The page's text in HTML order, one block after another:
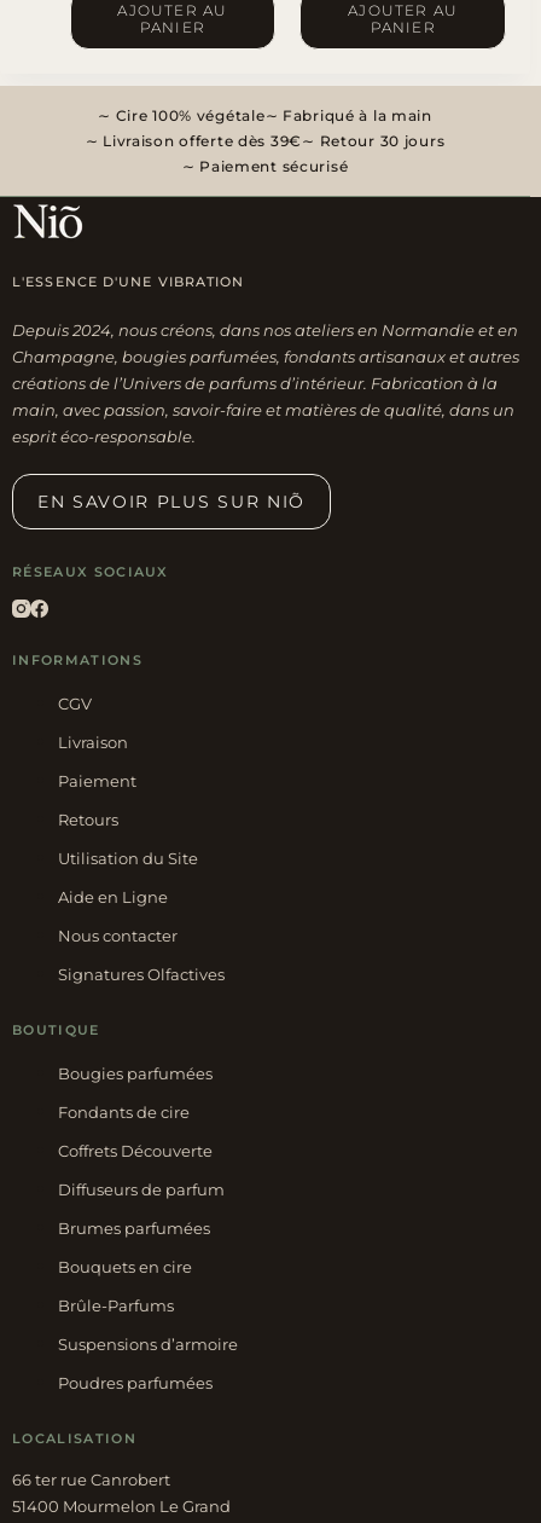
AJOUTER AU
PANIER
AJOUTER AU
PANIER
Cire 100% végétale
Fabriqué à la main
Livraison offerte dès 39€
Retour 30 jours
Paiement sécurisé
L'ESSENCE D'UNE VIBRATION
Depuis 2024, nous créons, dans nos ateliers en Normandie et en
Champagne, bougies parfumées, fondants artisanaux et autres
créations de l’Univers de parfums d’intérieur. Fabrication à la
main, avec passion, savoir-faire et matières de qualité, dans un
esprit éco-responsable.
EN SAVOIR PLUS SUR NIÕ
RÉSEAUX SOCIAUX
INFORMATIONS
CGV
Livraison
Paiement
Retours
Utilisation du Site
Aide en Ligne
Nous contacter
Signatures Olfactives
BOUTIQUE
Bougies parfumées
Fondants de cire
Coffrets Découverte
Diffuseurs de parfum
Brumes parfumées
Bouquets en cire
Brûle-Parfums
Suspensions d’armoire
Poudres parfumées
LOCALISATION
66 ter rue Canrobert
51400 Mourmelon Le Grand